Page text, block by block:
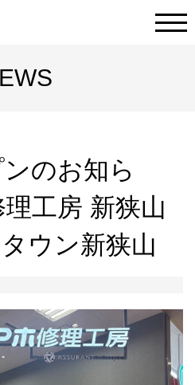
ンのお知ら
工房 新狭山
ウン新狭山